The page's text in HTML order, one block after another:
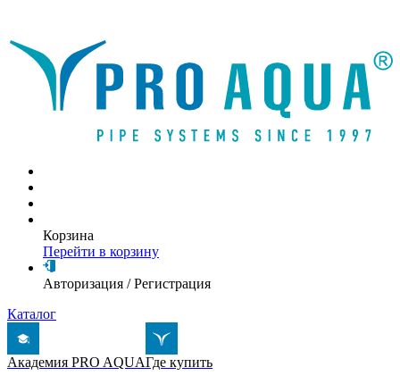
Корзина
Перейти в корзину
Авторизация /Регистрация
Каталог
Академия PRO AQUAГде купить